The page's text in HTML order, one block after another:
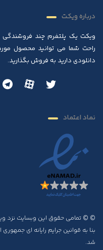
درباره ویکت
ویکت یک پلتفرم چند
راحت شما می توانید محصول
دانلودی دارید به فروش بگذارید.
نماد اعتماد
© © تمامی حقوق این وبسایت نزد
شد.